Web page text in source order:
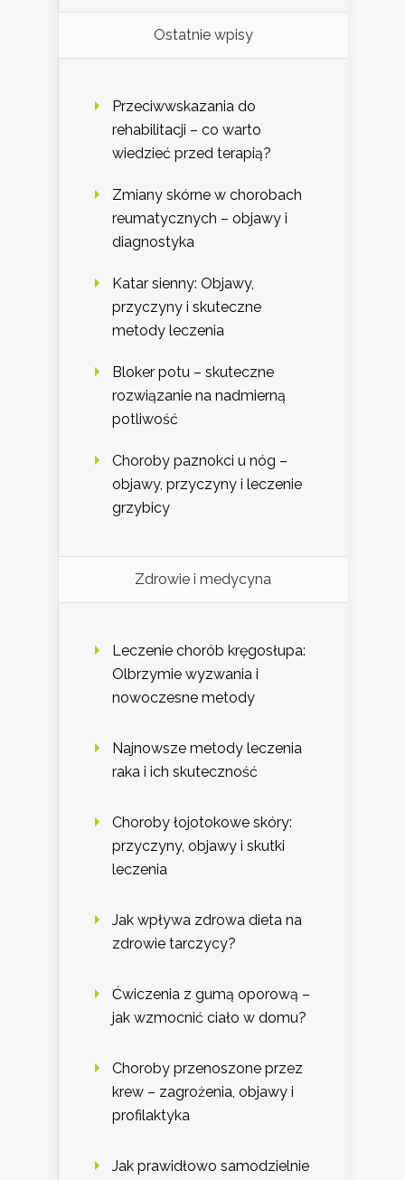
Ostatnie wpisy
Przeciwwskazania do
rehabilitacji – co warto
wiedzieć przed terapią?
Zmiany skórne w chorobach
reumatycznych – objawy i
diagnostyka
Katar sienny: Objawy,
przyczyny i skuteczne
metody leczenia
Bloker potu – skuteczne
rozwiązanie na nadmierną
potliwość
Choroby paznokci u nóg –
objawy, przyczyny i leczenie
grzybicy
Zdrowie i medycyna
Leczenie chorób kręgosłupa:
Olbrzymie wyzwania i
nowoczesne metody
Najnowsze metody leczenia
raka i ich skuteczność
Choroby łojotokowe skóry:
przyczyny, objawy i skutki
leczenia
Jak wpływa zdrowa dieta na
zdrowie tarczycy?
Ćwiczenia z gumą oporową –
jak wzmocnić ciało w domu?
Choroby przenoszone przez
krew – zagrożenia, objawy i
profilaktyka
Jak prawidłowo samodzielnie